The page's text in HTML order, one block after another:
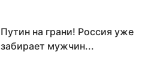
Путин на грани! Россия уже
забирает мужчин...